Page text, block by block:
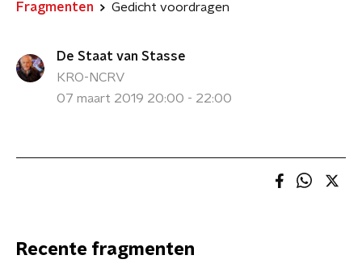
Fragmenten Gedicht voordragen
De Staat van Stasse
KRO-NCRV
07 maart 2019 20:00 - 22:00
Recente fragmenten